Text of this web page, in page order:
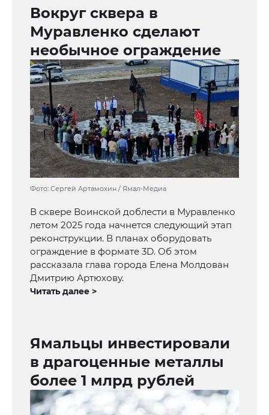
Вокруг сквера в
Муравленко сделают
необычное ограждение
Фото: Сергей Артамохин / Ямал-Медиа
В сквере Воинской доблести в Муравленко
летом 2025 года начнется следующий этап
реконструкции. В планах оборудовать
ограждение в формате 3D. Об этом
рассказала глава города Елена Молдован
Дмитрию Артюхову.
Читать далее >
Ямальцы инвестировали
в драгоценные металлы
более 1 млрд рублей